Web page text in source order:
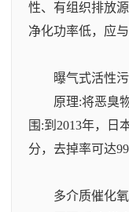
性、有组织排放
净化功率低，应
曝气式活性
原理:将恶臭
围:到2013年，日
分，去掉率可达
多介质催化